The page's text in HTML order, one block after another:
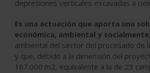
depresiones verticales excavadas a
Es una actuación que aporta una
económica, ambiental y socialmente,
ambiental del sector del procesado de
y que, debido a la dimensión del
167.000 m2, equivalente a la de 23